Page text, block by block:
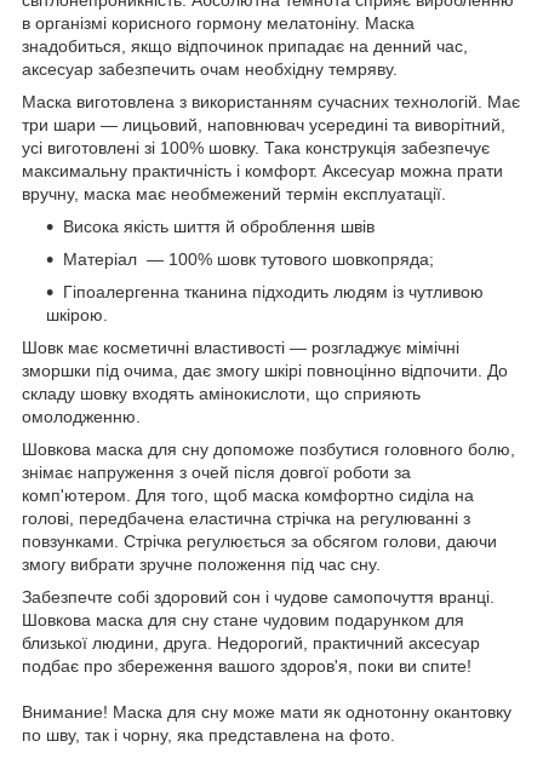
в організмі корисного гормону мелатоніну. Маска
знадобиться, якщо відпочинок припадає на денний час,
аксесуар забезпечить очам необхідну темряву.
Маска виготовлена з використанням сучасних технологій. Має
три шари — лицьовий, наповнювач усередині та виворітний,
усі виготовлені зі 100% шовку. Така конструкція забезпечує
максимальну практичність і комфорт. Аксесуар можна прати
вручну, маска має необмежений термін експлуатації.
Висока якість шиття й оброблення швів
Матеріал — 100% шовк тутового шовкопряда;
Гіпоалергенна тканина підходить людям із чутливою
шкірою.
Шовк має косметичні властивості — розгладжує мімічні
зморшки під очима, дає змогу шкірі повноцінно відпочити. До
складу шовку входять амінокислоти, що сприяють
омолодженню.
Шовкова маска для сну допоможе позбутися головного болю,
знімає напруження з очей після довгої роботи за
комп'ютером. Для того, щоб маска комфортно сиділа на
голові, передбачена еластична стрічка на регулюванні з
повзунками. Стрічка регулюється за обсягом голови, даючи
змогу вибрати зручне положення під час сну.
Забезпечте собі здоровий сон і чудове самопочуття вранці.
Шовкова маска для сну стане чудовим подарунком для
близької людини, друга. Недорогий, практичний аксесуар
подбає про збереження вашого здоров'я, поки ви спите!
Внимание! Маска для сну може мати як однотонну окантовку
по шву, так і чорну, яка представлена на фото.